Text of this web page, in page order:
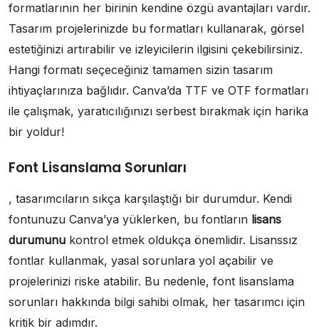
formatlarının her birinin kendine özgü avantajları vardır.
Tasarım projelerinizde bu formatları kullanarak, görsel
estetiğinizi artırabilir ve izleyicilerin ilgisini çekebilirsiniz.
Hangi formatı seçeceğiniz tamamen sizin tasarım
ihtiyaçlarınıza bağlıdır. Canva’da TTF ve OTF formatları
ile çalışmak, yaratıcılığınızı serbest bırakmak için harika
bir yoldur!
Font Lisanslama Sorunları
, tasarımcıların sıkça karşılaştığı bir durumdur. Kendi
fontunuzu Canva’ya yüklerken, bu fontların lisans
durumunu kontrol etmek oldukça önemlidir. Lisanssız
fontlar kullanmak, yasal sorunlara yol açabilir ve
projelerinizi riske atabilir. Bu nedenle, font lisanslama
sorunları hakkında bilgi sahibi olmak, her tasarımcı için
kritik bir adımdır.